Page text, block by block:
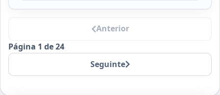
Anterior
Página 1 de 24
Seguinte